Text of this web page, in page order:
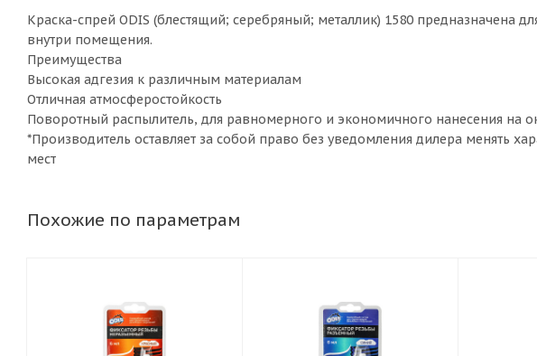
Краска-спрей ODIS (блестящий; серебряный; металлик) 1580 предназначена
внутри помещения.
Преимущества
Высокая адгезия к различным материалам
Отличная атмосферостойкость
Поворотный распылитель, для равномерного и экономичного нанесения на
*Производитель оставляет за собой право без уведомления дилера менять
мест
Похожие по параметрам